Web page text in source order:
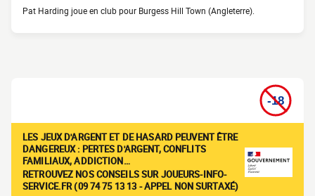
Pat Harding joue en club pour Burgess Hill Town (Angleterre).
LES JEUX D'ARGENT ET DE HASARD PEUVENT ÊTRE
DANGEREUX : PERTES D'ARGENT, CONFLITS
FAMILIAUX, ADDICTION…
RETROUVEZ NOS CONSEILS SUR JOUEURS-INFO-
SERVICE.FR (09 74 75 13 13 - APPEL NON SURTAXÉ)